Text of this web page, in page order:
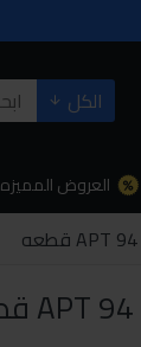
الكل
العروض المميزه